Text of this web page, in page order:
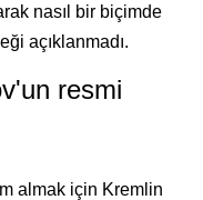
nasıl bir biçimde
açıklanmadı.
resmi
almak için Kremlin